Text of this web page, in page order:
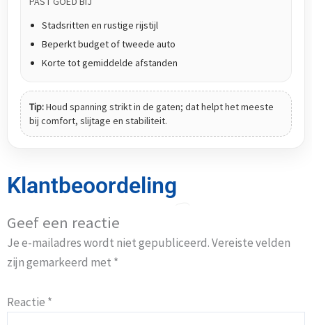
Stadsritten en rustige rijstijl
Beperkt budget of tweede auto
Korte tot gemiddelde afstanden
Tip:Houd spanning strikt in de gaten; dat helpt het meeste
bij comfort, slijtage en stabiliteit.
Klantbeoordeling
Geef een reactie
Je e-mailadres wordt niet gepubliceerd.Vereiste velden
zijn gemarkeerd met *
Reactie *